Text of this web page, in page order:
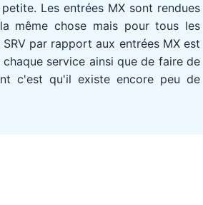
Les entrées MX sont rendues
même chose mais pour tous les
par rapport aux entrées MX est
service ainsi que de faire de
c'est qu'il existe encore peu de